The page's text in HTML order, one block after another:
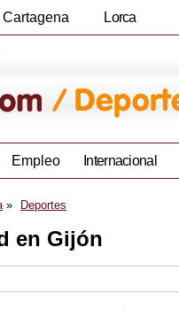
Cartagena Lorca
Empleo Internacional
Deportes
en Gijón